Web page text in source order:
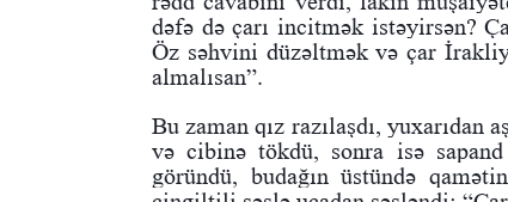
dəfə də çarı incitmək istəyirsən?
Öz səhvini düzəltmək və çar
almalısan”.
Bu zaman qız razılaşdı, yuxarıdan
və cibinə tökdü, sonra isə sapand
göründü, budağın üstündə